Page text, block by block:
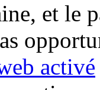
et le
activé